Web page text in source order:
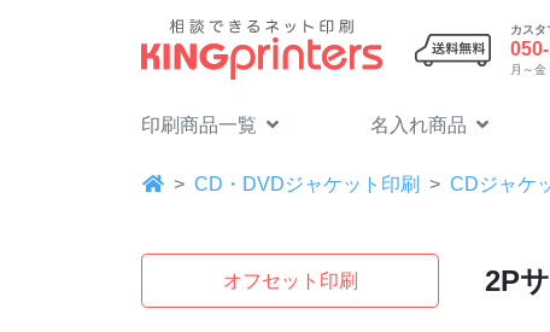
カスタ
月～
印刷商品一覧 名入れ商品
CD・DVDジャケット印刷 CDジャケ
オフセット印刷 2P